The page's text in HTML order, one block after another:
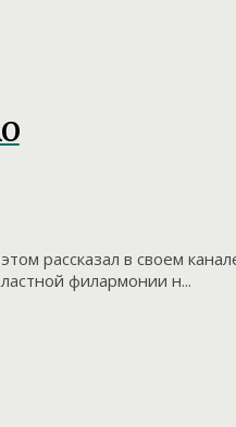
рассказал в своем
филармонии н...